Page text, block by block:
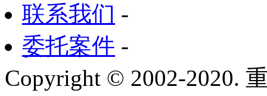
联系我们 -
委托案件 -
Copyright © 2002-2020.